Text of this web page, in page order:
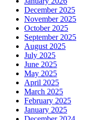
February 2025
January 2025
December 2024
November 2024
October 2024
September 2024
August 2024
July 2024
June 2024
May 2024
April 2024
March 2024
February 2024